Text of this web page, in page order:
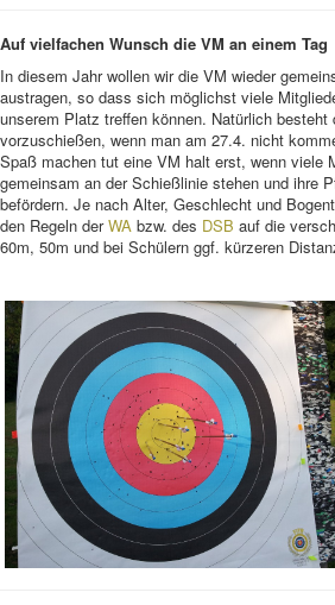
Auf vielfachen Wunsch die VM an einem Tag
In diesem Jahr wollen wir die VM wieder
austragen, so dass sich möglichst viele
unserem Platz treffen können. Natürlich besteht
vorzuschießen, wenn man am 27.4. nicht
Spaß machen tut eine VM halt erst, wenn viele
gemeinsam an der Schießlinie stehen und ihre
befördern. Je nach Alter, Geschlecht und
den Regeln derWA bzw. des DSB auf die
60m, 50m und bei Schülern ggf. kürzeren